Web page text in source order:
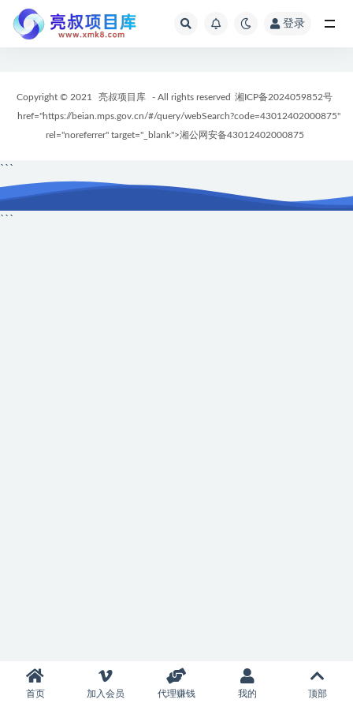
登录
Copyright © 2021 亮叔项目库 - All rights reserved 湘ICP备2024059852号
href="https://beian.mps.gov.cn/#/query/webSearch?code=43012402000875"
rel="noreferrer" target="_blank">湘公网安备43012402000875
首页 加入会员 代理赚钱 我的 顶部
```
```